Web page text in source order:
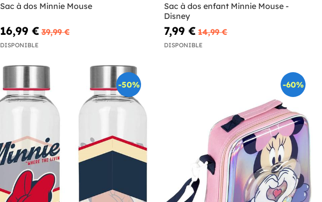
Sac à dos Minnie Mouse
16,99 € 39,99 €
DISPONIBLE
Sac à dos enfant Minnie Mouse -
Disney
7,99 € 14,99 €
DISPONIBLE
-50% -60%